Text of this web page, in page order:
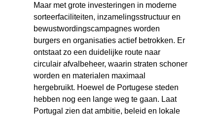
Maar met grote investeringen in moderne
sorteerfaciliteiten, inzamelingsstructuur en
bewustwordingscampagnes worden
burgers en organisaties actief betrokken. Er
ontstaat zo een duidelijke route naar
circulair afvalbeheer, waarin straten schoner
worden en materialen maximaal
hergebruikt. Hoewel de Portugese steden
hebben nog een lange weg te gaan. Laat
Portugal zien dat ambitie, beleid en lokale